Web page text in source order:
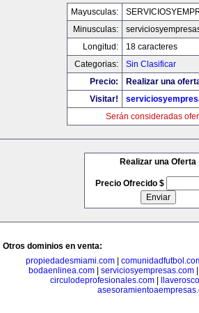
Mayusculas:
Minusculas:
Longitud:
18 caracteres
Categorias:
Sin Clasificar
Precio:
Realizar una
Visitar!
Serán consideradas
Realizar una Oferta
Precio Ofrecido $
Otros dominios en venta:
propiedadesmiami.com|
bodaenlinea.com| serviciosyempresas.com
circulodeprofesionales.com|